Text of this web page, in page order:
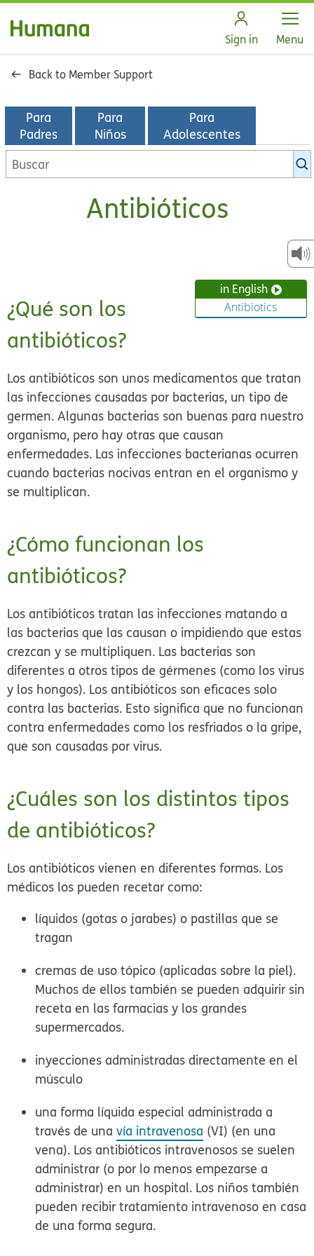
Sign in Open
Menu
Back to Member Support
Para
Padres
Para
Niños
Para
Adolescentes
Buscar
en
Antibióticos
in English
Antibiotics
¿Qué son los
antibióticos?
Los antibióticos son unos medicamentos que tratan
las infecciones causadas por bacterias, un tipo de
germen. Algunas bacterias son buenas para nuestro
organismo, pero hay otras que causan
enfermedades. Las infecciones bacterianas ocurren
cuando bacterias nocivas entran en el organismo y
se multiplican.
¿Cómo funcionan los
antibióticos?
Los antibióticos tratan las infecciones matando a
las bacterias que las causan o impidiendo que estas
crezcan y se multipliquen. Las bacterias son
diferentes a otros tipos de gérmenes (como los virus
y los hongos). Los antibióticos son eficaces solo
contra las bacterias. Esto significa que no funcionan
contra enfermedades como los resfriados o la gripe,
que son causadas por virus.
¿Cuáles son los distintos tipos
de antibióticos?
Los antibióticos vienen en diferentes formas. Los
médicos los pueden recetar como:
líquidos (gotas o jarabes) o pastillas que se
tragan
cremas de uso tópico (aplicadas sobre la piel).
Muchos de ellos también se pueden adquirir sin
receta en las farmacias y los grandes
supermercados.
inyecciones administradas directamente en el
músculo
una forma líquida especial administrada a
través de unavía intravenosa (VI) (en una
vena). Los antibióticos intravenosos se suelen
administrar (o por lo menos empezarse a
administrar) en un hospital. Los niños también
pueden recibir tratamiento intravenoso en casa
de una forma segura.